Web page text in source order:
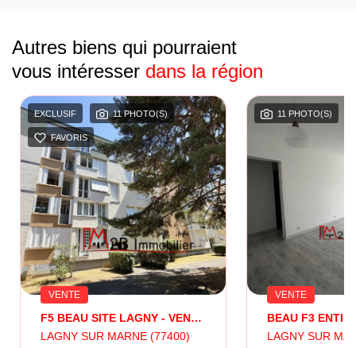
Autres biens qui pourraient
vous intéresser dans la région
EXCLUSIF 11 PHOTO(S)
FAVORIS
VENTE
F5 BEAU SITE LAGNY - VENDU LOUE
LAGNY SUR MARNE (77400)
11 PHOTO(S)
VENTE
LAGNY SUR